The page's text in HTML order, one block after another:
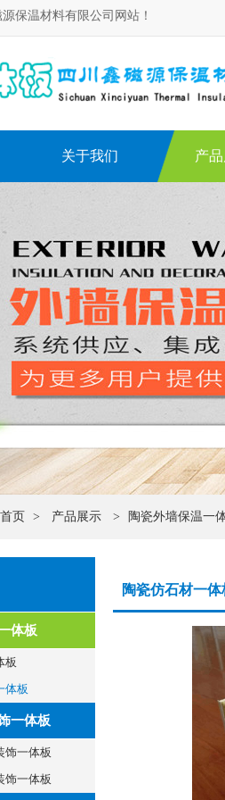
保温材料有限公司网站！
关于我们 产
页 > 产品展示 > 陶瓷外墙保温一
体板
板
体板
一体板
饰一体板
饰一体板
陶瓷仿石材一体